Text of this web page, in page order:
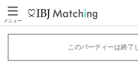
メニュー
このパーティーは終了